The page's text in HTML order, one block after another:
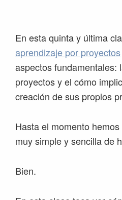
navegación
principal
contenido
principal
barra
lateral
principal
página
En esta quinta y última
aprendizaje por proyectos
aspectos fundamentales:
proyectos y el cómo
creación de sus propios
Hasta el momento
muy simple y sencilla de
Bien.